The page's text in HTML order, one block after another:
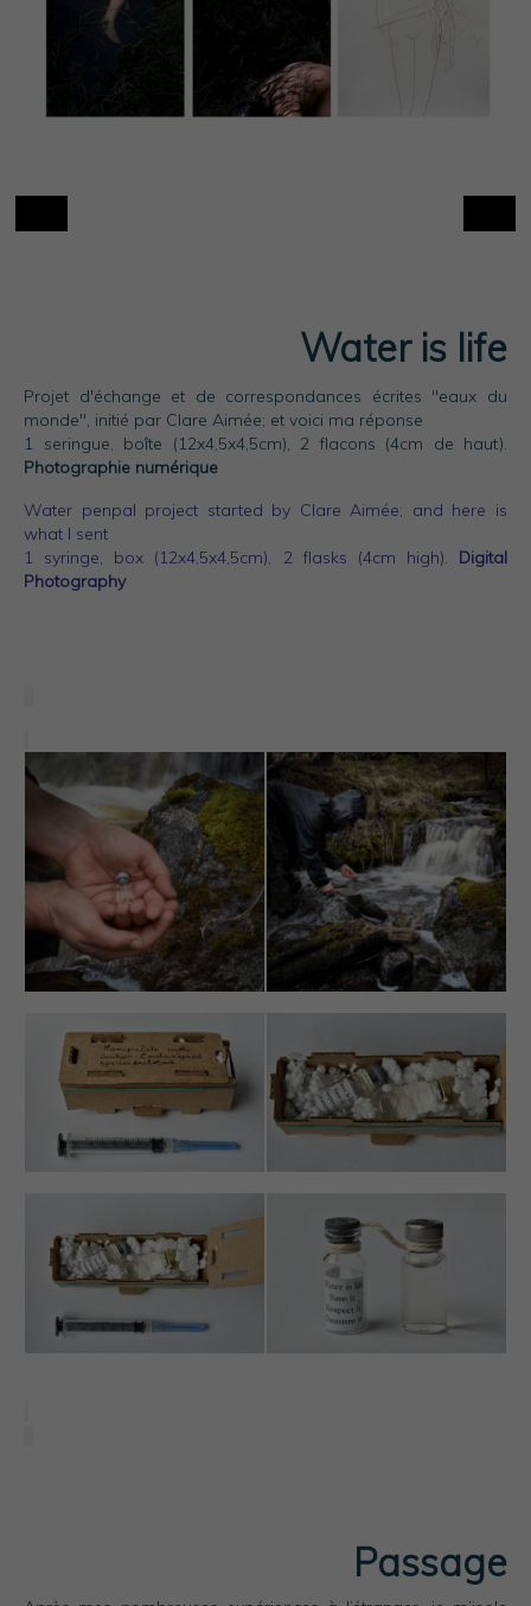
Water is life
Projet d'échange et de correspondances écrites "eaux du
monde", initié par Clare Aimée; et voici ma réponse
1 seringue, boîte (12x4,5x4,5cm), 2 flacons (4cm de haut).
Photographie numérique
Water penpal project started by Clare Aimée; and here is
what I sent
1 syringe, box (12x4,5x4,5cm), 2 flasks (4cm high). Digital
Photography
Passage